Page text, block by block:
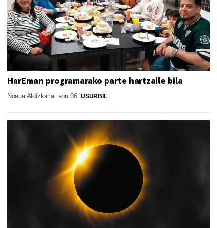
HarEman programarako parte hartzaile bila
Noaua Aldizkaria abu 06 USURBIL